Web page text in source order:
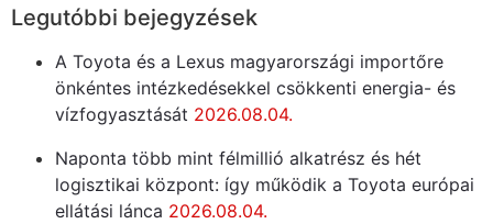
Legutóbbi bejegyzések
A Toyota és a Lexus magyarországi importőre
önkéntes intézkedésekkel csökkenti energia- és
vízfogyasztását 2026.08.04.
Naponta több mint félmillió alkatrész és hét
logisztikai központ: így működik a Toyota európai
ellátási lánca 2026.08.04.